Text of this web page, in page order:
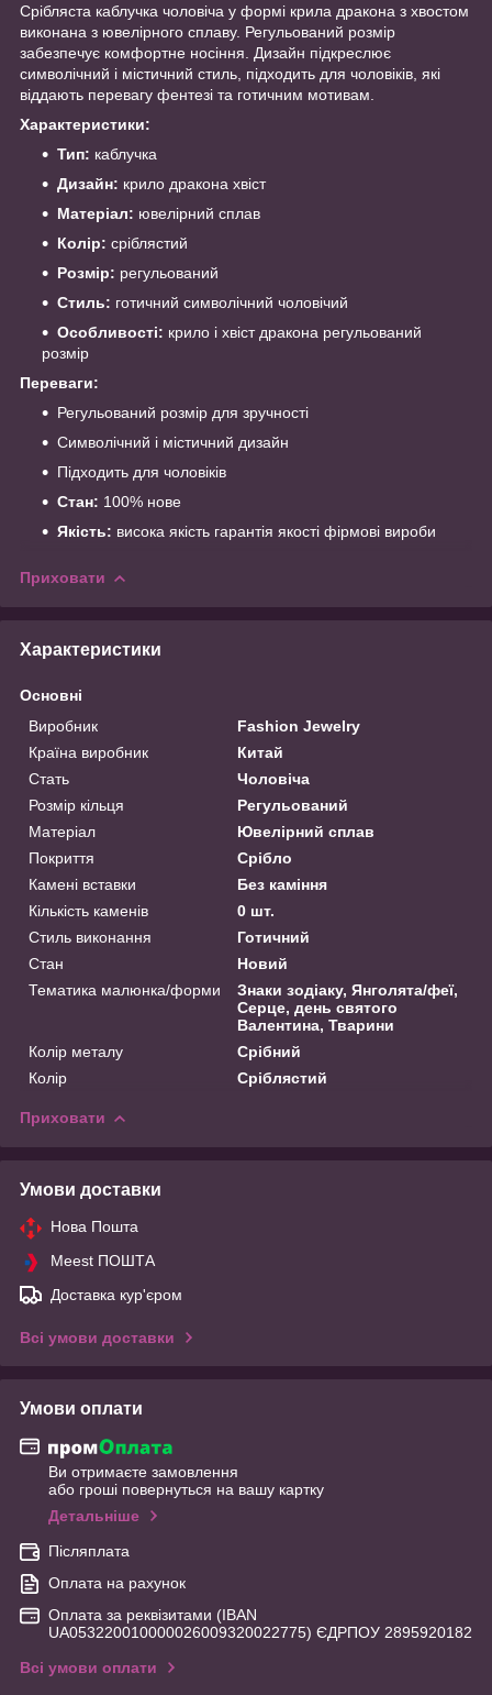
Срібляста каблучка чоловіча у формі крила дракона з хвостом
виконана з ювелірного сплаву. Регульований розмір
забезпечує комфортне носіння. Дизайн підкреслює
символічний і містичний стиль, підходить для чоловіків, які
віддають перевагу фентезі та готичним мотивам.
Характеристики:
Тип: каблучка
Дизайн: крило дракона хвіст
Матеріал: ювелірний сплав
Колір: сріблястий
Розмір: регульований
Стиль: готичний символічний чоловічий
Особливості: крило і хвіст дракона регульований
розмір
Переваги:
Регульований розмір для зручності
Символічний і містичний дизайн
Підходить для чоловіків
Стан: 100% нове
Якість: висока якість гарантія якості фірмові вироби
Приховати
Характеристики
Основні
Виробник
Fashion Jewelry
Країна виробник
Китай
Стать
Чоловіча
Розмір кільця
Регульований
Матеріал
Ювелірний сплав
Покриття
Срібло
Камені вставки
Без каміння
Кількість каменів
0 шт.
Стиль виконання
Готичний
Стан
Новий
Тематика малюнка/форми
Знаки зодіаку, Янголята/феї,
Серце, день святого
Валентина, Тварини
Колір металу
Срібний
Колір
Сріблястий
Приховати
Умови доставки
Нова Пошта
Meest ПОШТА
Доставка кур'єром
Всі умови доставки
Умови оплати
Ви отримаєте замовлення
або гроші повернуться на вашу картку
Детальніше
Післяплата
Оплата на рахунок
Оплата за реквізитами (IBAN
UA053220010000026009320022775) ЄДРПОУ 2895920182
Всі умови оплати